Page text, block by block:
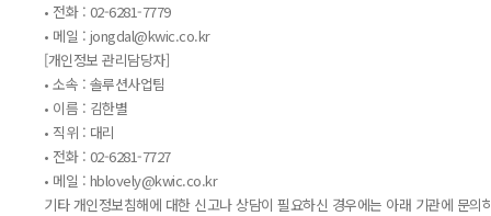
• 전화 : 02-6281-7779
• 메일 : jongdal@kwic.co.kr
[개인정보 관리담당자]
• 소속 : 솔루션사업팀
• 이름 : 김한별
• 직위 : 대리
• 전화 : 02-6281-7727
• 메일 : hblovely@kwic.co.kr
기타 개인정보침해에 대한 신고나 상담이 필요하신 경우에는 아래 기관에 문의